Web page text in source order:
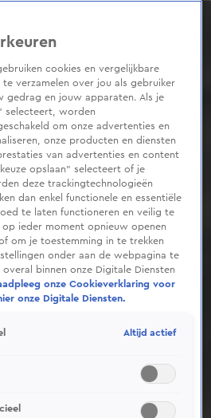
op je huidige locatie
cookies en vergelijkbare
verzamelen over jou als gebruiker
gedrag en jouw apparaten. Als je
selecteert, worden
om onze advertenties en
onze producten en diensten
van advertenties en content
opslaan” selecteert of je
deze trackingtechnologieën
dan enkel functionele en essentiële
te laten functioneren en veilig te
op ieder moment opnieuw openen
om je toestemming in te trekken
onder aan de webpagina te
overal binnen onze Digitale Diensten
onze Cookieverklaring voor
onze Digitale Diensten.
Altijd actief